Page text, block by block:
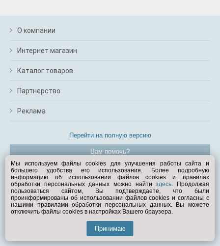
О компании
Интернет магазин
Каталог товаров
Партнерство
Реклама
Перейти на полную версию
Вам помочь?
© Exist.ru 1998—2026
Мы используем файлы cookies для улучшения работы сайта и
большего удобства его использования. Более подробную
информацию об использовании файлов cookies и правилах
обработки персональных данных можно найтиздесь. Продолжая
пользоваться сайтом, Вы подтверждаете, что были
проинформированы об использовании файлов cookies и согласны с
нашими правилами обработки персональных данных. Вы можете
отключить файлы cookies в настройках Вашего браузера.
Принимаю